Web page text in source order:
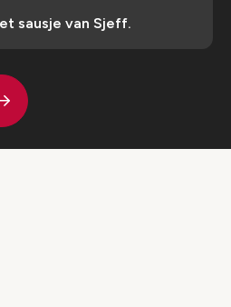
sausje van Sjeff.